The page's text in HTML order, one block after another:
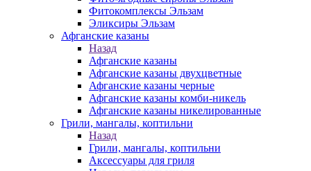
Фитокомплексы Эльзам
Эликсиры Эльзам
Афганские казаны
Назад
Афганские казаны
Афганские казаны двухцветные
Афганские казаны черные
Афганские казаны комби-никель
Афганские казаны никелированные
Грили, мангалы, коптильни
Назад
Грили, мангалы, коптильни
Аксессуары для гриля